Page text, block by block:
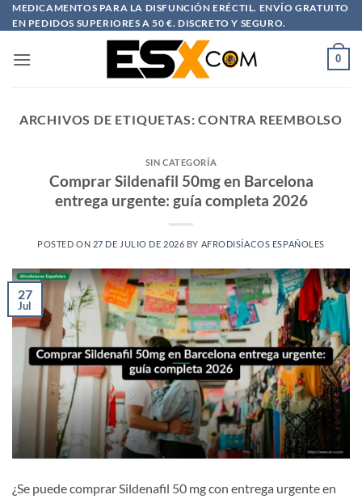
Saltar
al
MEDICAMENTOS PARA LA DISFUNCIÓN ERÉCTIL. ENVÍO GRATUITO
EN PEDIDOS SUPERIORES A 50 €. DISCRETO Y SEGURO.
0
ARCHIVOS DE ETIQUETAS:CONTRA REEMBOLSO
SIN CATEGORÍA
Comprar Sildenafil 50mg en Barcelona
entrega urgente: guía completa 2026
POSTED ON 27 DE JULIO DE 2026 BY AFRODISÍACOS ESPAÑOLES
27
Jul
¿Se puede comprar Sildenafil 50 mg con entrega urgente en